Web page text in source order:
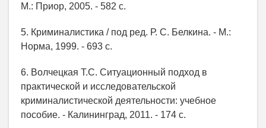
М.: Приор, 2005. - 582 c.
5. Криминалистика / под ред. Р. С. Белкина. - М.:
Норма, 1999. - 693 с.
6. Волчецкая Т.С. Ситуационный подход в
практической и исследовательской
криминалистической деятельности: учебное
пособие. - Калининград, 2011. - 174 с.